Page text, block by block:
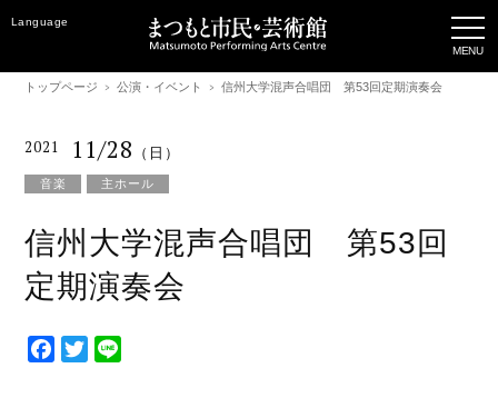
Language
トップページ 公演・イベント 信州大学混声合唱団 第53回定期演奏会
2021 11/28 （日）
音楽 主ホール
信州大学混声合唱団 第53回
定期演奏会
F
T